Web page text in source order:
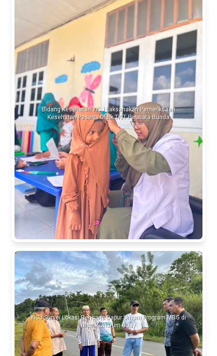
Bidang Kesehatan YICJ Laksanakan Pemeriksaan
Kesehatan Peserta Didik TKIT Permata Bunda
YICJ Survei Lokasi Rencana Dapur Umum Program MBG di
Distrik Unurum Guay